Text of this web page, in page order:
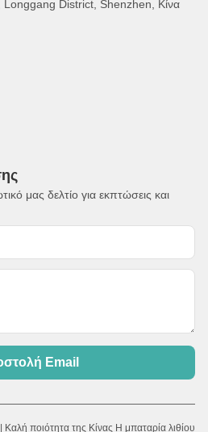
District, Shenzhen, Κίνα
μας δελτίο για εκπτώσεις και
Email
| Καλή ποιότητα της Κίνας Η μπαταρία λιθίου